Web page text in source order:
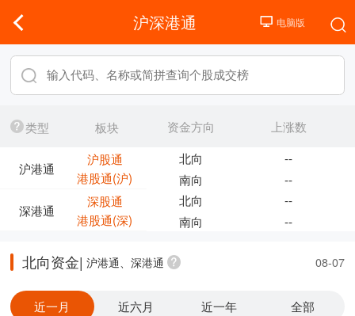
沪深港通
类型 板块
沪港通
沪股通
港股通(沪)
深港通
深股通
港股通(深)
资金方向
上涨数
北向
--
南向
--
北向
--
南向
--
北向资金| 沪港通、深港通 08-07
近一月 近六月 近一年 全部